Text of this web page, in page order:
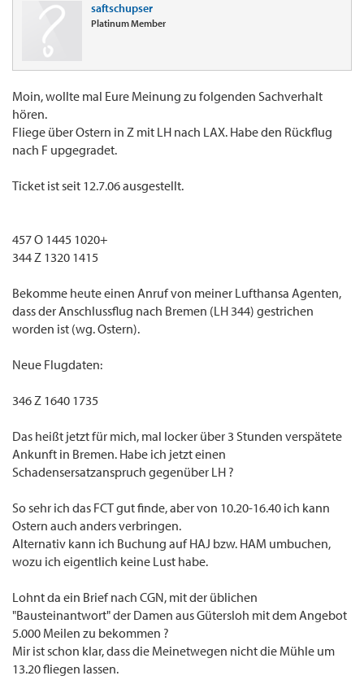
saftschupser
Platinum Member
Moin, wollte mal Eure Meinung zu folgenden Sachverhalt
hören.
Fliege über Ostern in Z mit LH nach LAX. Habe den Rückflug
nach F upgegradet.
Ticket ist seit 12.7.06 ausgestellt.
457 O 1445 1020+
344 Z 1320 1415
Bekomme heute einen Anruf von meiner Lufthansa Agenten,
dass der Anschlussflug nach Bremen (LH 344) gestrichen
worden ist (wg. Ostern).
Neue Flugdaten:
346 Z 1640 1735
Das heißt jetzt für mich, mal locker über 3 Stunden verspätete
Ankunft in Bremen. Habe ich jetzt einen
Schadensersatzanspruch gegenüber LH ?
So sehr ich das FCT gut finde, aber von 10.20-16.40 ich kann
Ostern auch anders verbringen.
Alternativ kann ich Buchung auf HAJ bzw. HAM umbuchen,
wozu ich eigentlich keine Lust habe.
Lohnt da ein Brief nach CGN, mit der üblichen
"Bausteinantwort" der Damen aus Gütersloh mit dem Angebot
5.000 Meilen zu bekommen ?
Mir ist schon klar, dass die Meinetwegen nicht die Mühle um
13.20 fliegen lassen.